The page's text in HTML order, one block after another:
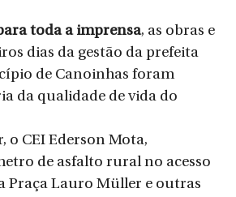
toda a imprensa, as obras e
dias da gestão da prefeita
de Canoinhas foram
da qualidade de vida do
CEI Ederson Mota,
de asfalto rural no acesso
Praça Lauro Müller e outras